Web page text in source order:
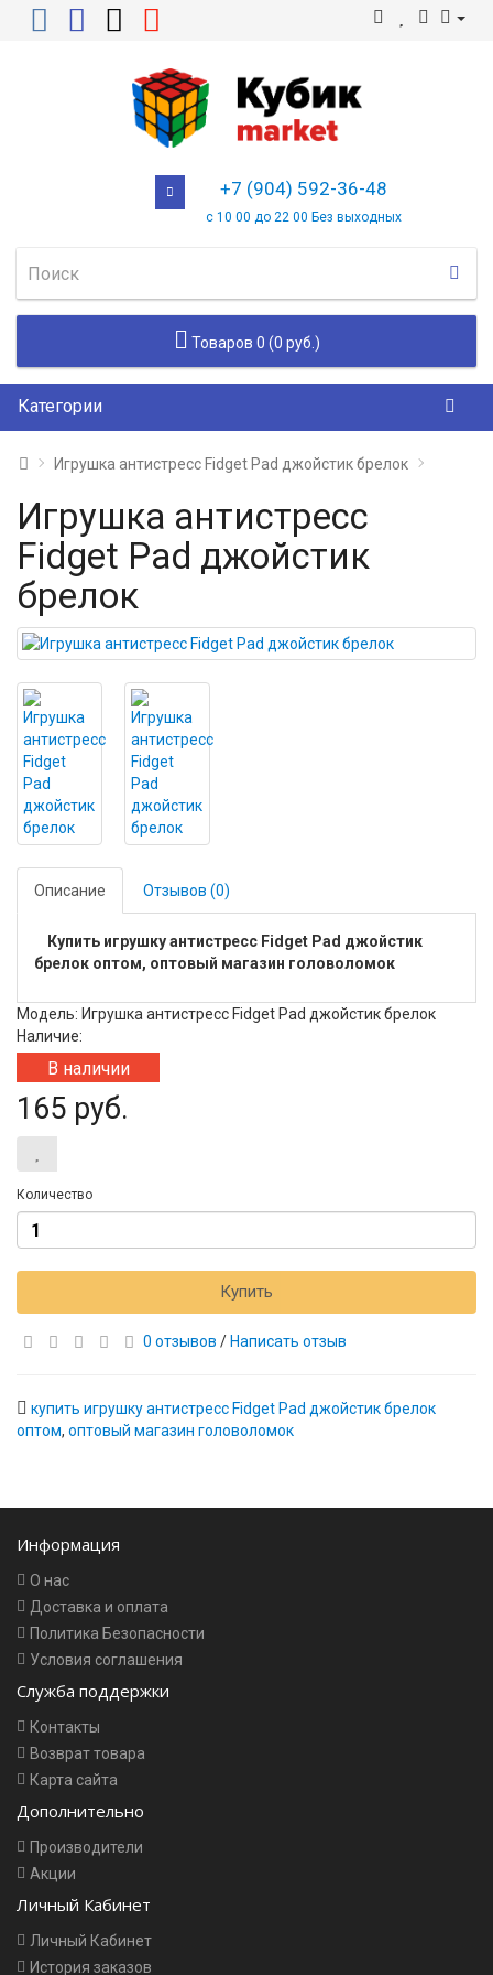
+7 (904) 592-36-48
с 10 00 до 22 00 Без выходных
Товаров 0 (0 руб.)
Категории
Игрушка антистресс Fidget Pad джойстик брелок
Игрушка антистресс
Fidget Pad джойстик
брелок
Описание Отзывов (0)
Купить игрушку антистресс Fidget Pad джойстик
брелок оптом, оптовый магазин головоломок
Модель: Игрушка антистресс Fidget Pad джойстик брелок
Наличие:
В наличии
165 руб.
Количество
Купить
0 отзывов / Написать отзыв
купить игрушку антистресс Fidget Pad джойстик брелок
оптом, оптовый магазин головоломок
Информация
О нас
Доставка и оплата
Политика Безопасности
Условия соглашения
Служба поддержки
Контакты
Возврат товара
Карта сайта
Дополнительно
Производители
Акции
Личный Кабинет
Личный Кабинет
История заказов